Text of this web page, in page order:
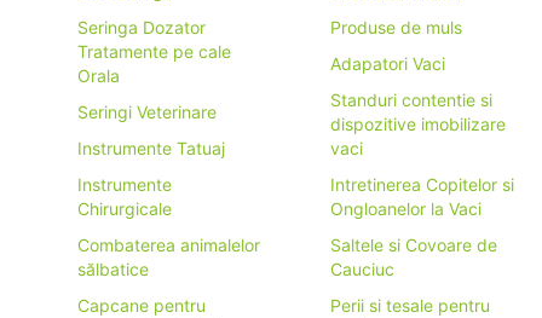
Seringa Dozator
Tratamente pe cale
Orala
Seringi Veterinare
Instrumente Tatuaj
Instrumente
Chirurgicale
Combaterea animalelor
sălbatice
Capcane pentru
Produse de muls
Adapatori Vaci
Standuri contentie si
dispozitive imobilizare
vaci
Intretinerea Copitelor si
Ongloanelor la Vaci
Saltele si Covoare de
Cauciuc
Perii si tesale pentru